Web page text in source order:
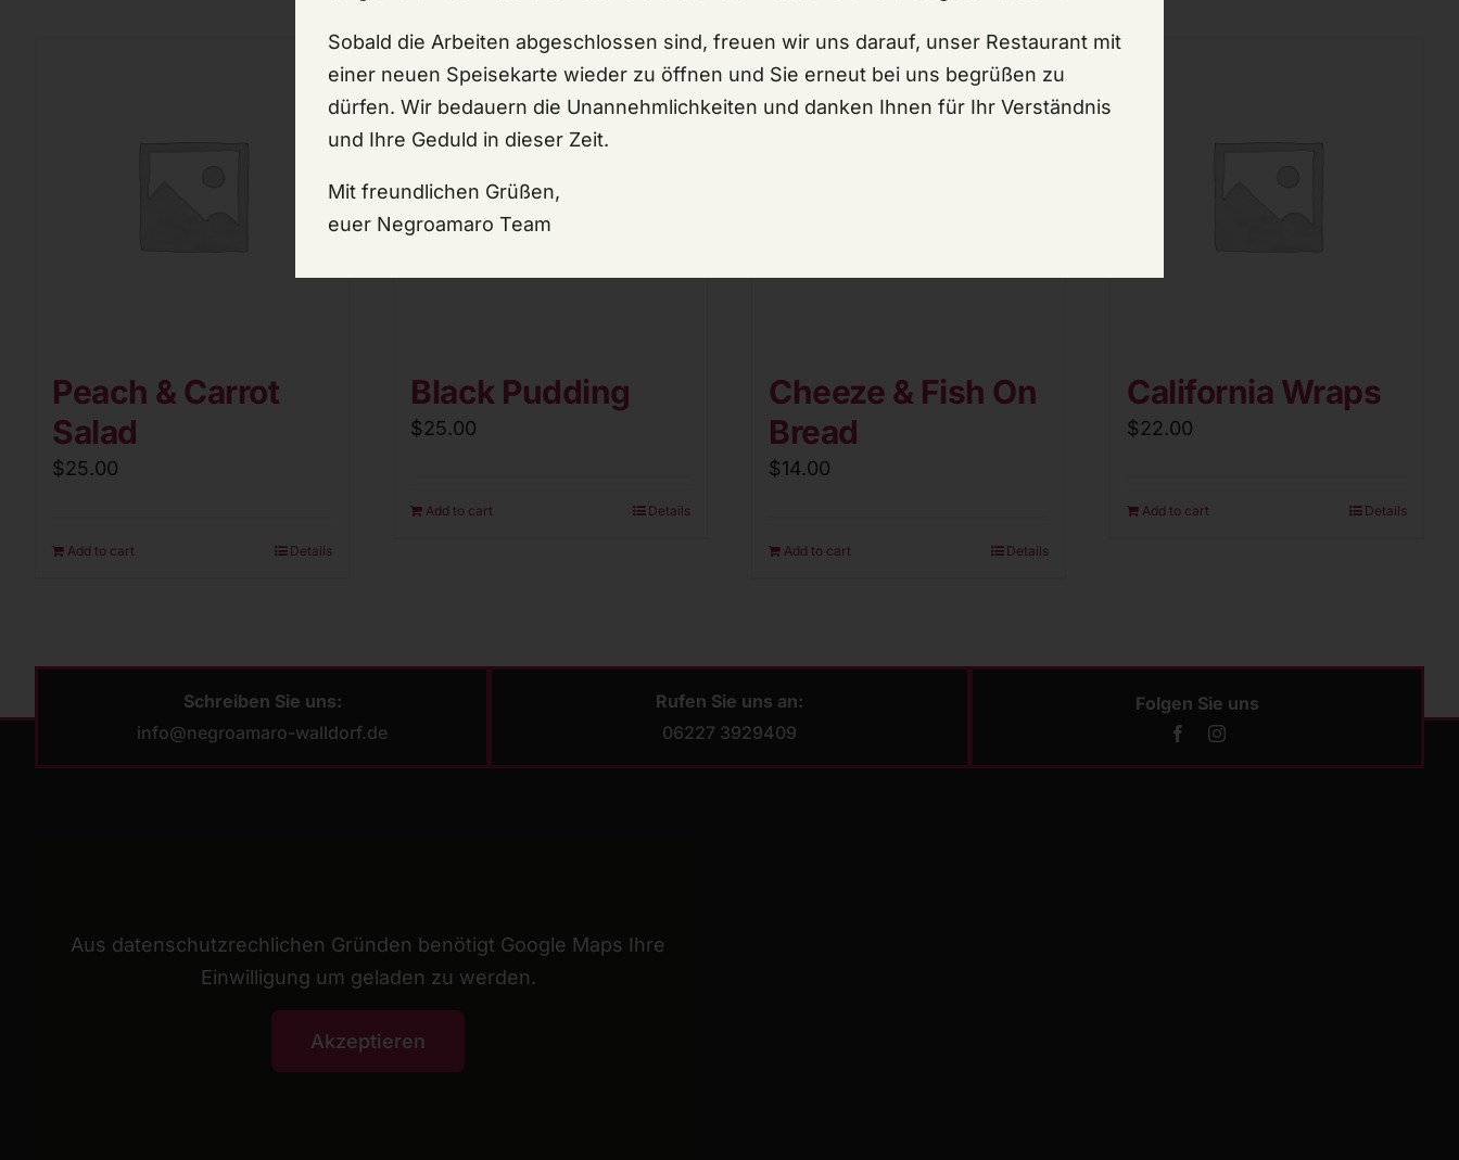
Peach & Carrot
Salad
$25.00
Add to cart Details
Black Pudding
$25.00
Add to cart Details
Cheeze & Fish On
Bread
$14.00
Add to cart Details
California Wraps
$22.00
Add to cart Details
Schreiben Sie uns:
info@negroamaro-walldorf.de
Rufen Sie uns an:
06227 3929409
Folgen Sie uns
Aus datenschutzrechlichen Gründen benötigt Google Maps Ihre
Einwilligung um geladen zu werden.
Akzeptieren
Sobald die Arbeiten abgeschlossen sind, freuen wir uns darauf, unser Restaurant mit
einer neuen Speisekarte wieder zu öffnen und Sie erneut bei uns begrüßen zu
dürfen. Wir bedauern die Unannehmlichkeiten und danken Ihnen für Ihr Verständnis
und Ihre Geduld in dieser Zeit.
Mit freundlichen Grüßen,
euer Negroamaro Team